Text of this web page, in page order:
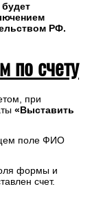
РФ.
по счету
при
«Выставить
поле ФИО
формы и
счет.